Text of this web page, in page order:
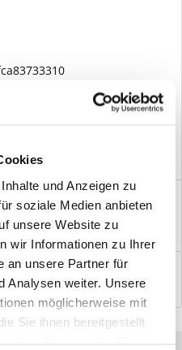
und Anzeigen zu
soziale Medien anbieten
unsere Website zu
wir Informationen zu Ihrer
an unsere Partner für
Analysen weiter. Unsere
möglicherweise mit
Sie ihnen bereitgestellt
konfigurieren und
diskutieren...mehr